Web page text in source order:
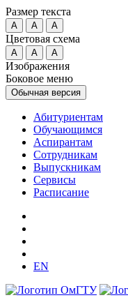
Размер текста
A A A
Цветовая схема
A A A
Изображения
Боковое меню
Обычная версия
Абитуриентам
Обучающимся
Аспирантам
Сотрудникам
Выпускникам
Сервисы
Расписание
EN